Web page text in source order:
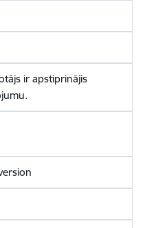
ir apstiprinājis